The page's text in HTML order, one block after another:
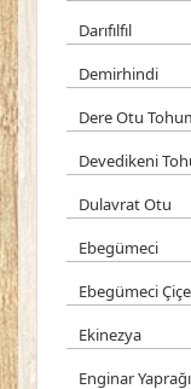
Darıfılfıl
Demirhindi
Dere Otu
Devedikeni
Dulavrat Otu
Ebegümeci
Ebegümeci
Ekinezya
Enginar Yaprağı